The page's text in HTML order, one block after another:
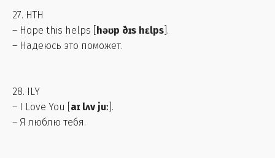
27. HTH
– Hope this helps [ həʊp ðɪs hɛlps ].
– Надеюсь это поможет.
28. ILY
– I Love You [ aɪ lʌv juː ].
– Я люблю тебя.